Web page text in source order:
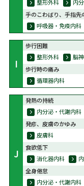
整形外科 内
手のこわばり、手指先
呼吸器・免疫内科
I
歩行困難
整形外科
脳
歩行時の痛み
循環器内科
J
発熱の持続
内分泌・代謝内科
発疹、皮膚のかゆみ
皮膚科
食欲低下
消化器内科
全身倦怠
内分泌・代謝内科